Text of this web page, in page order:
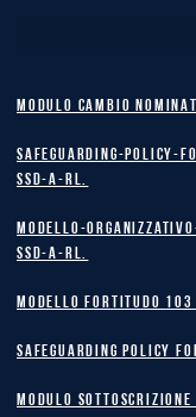
MODULO CAMBIO
safeguarding-policy-
SSD-A-RL.
Modello-
SSD-A-RL.
MODELLO FORTITUDO 103
safeguarding policy
MODULO